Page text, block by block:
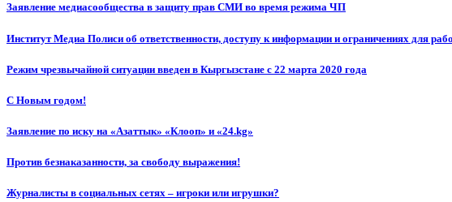
Заявление медиасообщества в защиту прав СМИ во время режима ЧП
Институт Медиа Полиси об ответственности, доступу к информации и ограничениях для
Режим чрезвычайной ситуации введен в Кыргызстане с 22 марта 2020 года
С Новым годом!
Заявление по иску на «Азаттык» «Клооп» и «24.kg»
Против безнаказанности, за свободу выражения!
Журналисты в социальных сетях – игроки или игрушки?